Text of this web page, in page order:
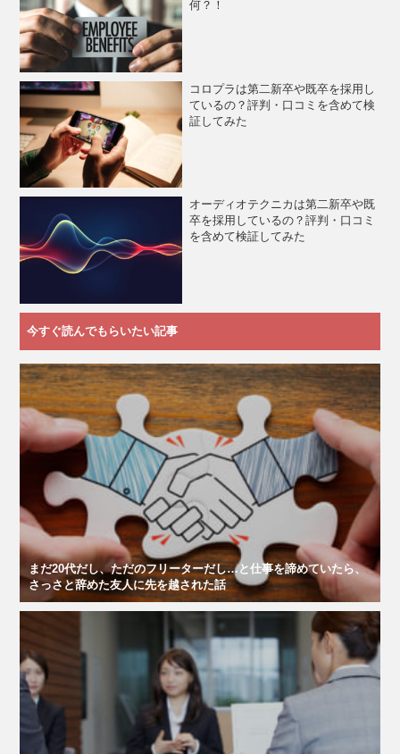
何？！
コロプラは第二新卒や既卒を採用し
ているの？評判・口コミを含めて検
証してみた
オーディオテクニカは第二新卒や既
卒を採用しているの？評判・口コミ
を含めて検証してみた
今すぐ読んでもらいたい記事
まだ20代だし、ただのフリーターだし…と仕事を諦めていたら、
さっさと辞めた友人に先を越された話